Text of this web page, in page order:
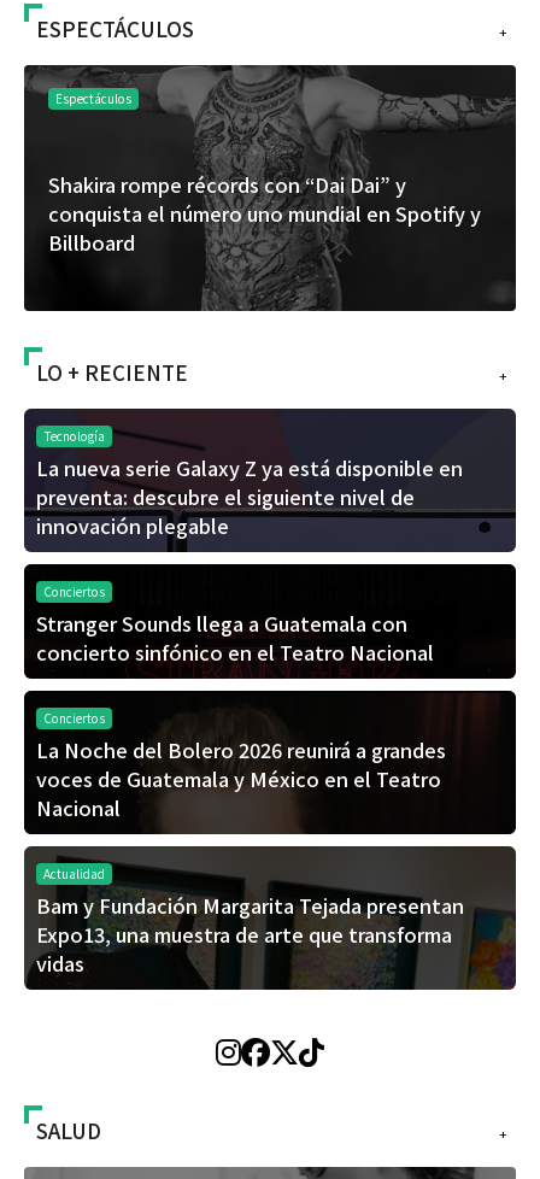
+
ESPECTÁCULOS
Espectáculos
“Donde quiera que
del universo de
álbum de estudio
con “Dai Dai” y
mundial en Spotify y
+
LO + RECIENTE
Tecnología
La nueva serie Galaxy Z ya está disponible en
preventa: descubre el siguiente nivel de
innovación plegable
Conciertos
Stranger Sounds llega a Guatemala con
concierto sinfónico en el Teatro Nacional
Conciertos
La Noche del Bolero 2026 reunirá a grandes
voces de Guatemala y México en el Teatro
Nacional
Actualidad
Bam y Fundación Margarita Tejada presentan
Expo13, una muestra de arte que transforma
vidas
+
SALUD